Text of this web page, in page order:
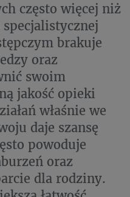
często więcej niż
brakuje
oraz
swoim
jakość opieki
właśnie we
daje szansę
powoduje
oraz
dla rodziny.